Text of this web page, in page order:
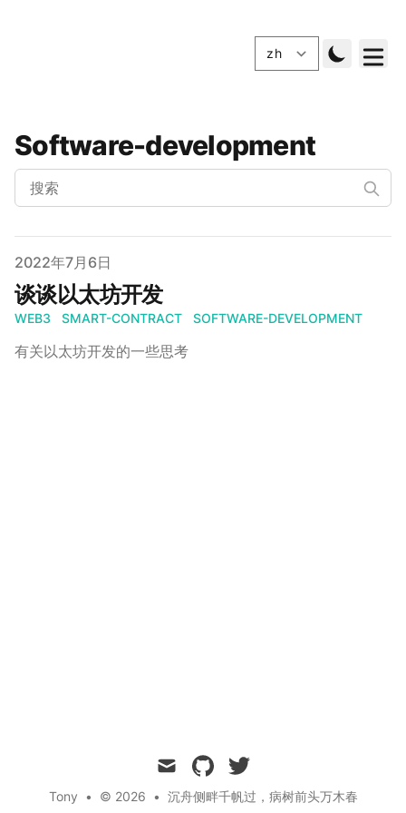
Software-development
发布的
2022年7月6日
谈谈以太坊开发
WEB3 SMART-CONTRACT SOFTWARE-DEVELOPMENT
有关以太坊开发的一些思考
mail github twitter
Tony • © 2026 • 沉舟侧畔千帆过，病树前头万木春